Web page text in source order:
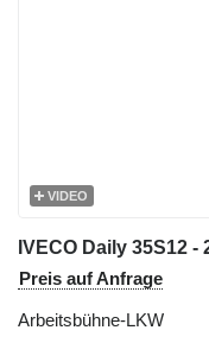
VIDEO
Preis auf Anfrage
Arbeitsbühne-LKW